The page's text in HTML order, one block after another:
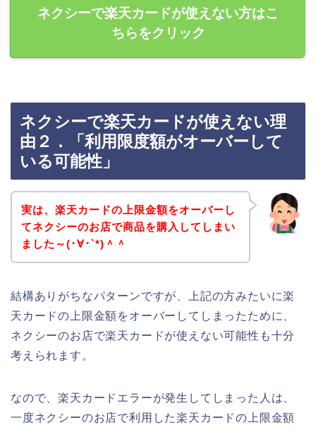
ネクシーで楽天カードが使えない方はこ
ちらをクリック
ネクシーで楽天カードが使えない理
由２．「利用限度額がオーバーして
いる可能性」
実は、楽天カードの上限金額をオーバーし
てネクシーのお店で商品を購入してしまい
ました～(･∀･`*)＾＾
結構ありがちなパターンですが、上記の方みたいに楽
天カードの上限金額をオーバーしてしまったために、
ネクシーのお店で楽天カードが使えない可能性も十分
考えられます。
なので、楽天カードエラーが発生してしまった人は、
一度ネクシーのお店で利用した楽天カードの上限金額